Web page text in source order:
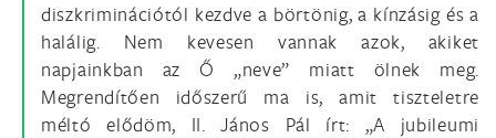
diszkriminációtól kezdve a börtönig, a kínzásig és a
halálig. Nem kevesen vannak azok, akiket
napjainkban az Ő „neve” miatt ölnek meg.
Megrendítően időszerű ma is, amit tiszteletre
méltó elődöm, II. János Pál írt: „A jubileumi